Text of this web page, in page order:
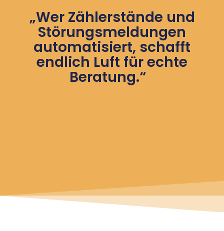
„Wer Zählerstände und
Störungsmeldungen
automatisiert, schafft
endlich Luft für echte
Beratung.“